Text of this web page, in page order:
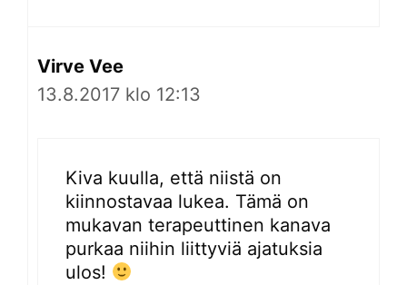
Virve Vee
13.8.2017 klo 12:13
Kiva kuulla, että niistä on
kiinnostavaa lukea. Tämä on
mukavan terapeuttinen kanava
purkaa niihin liittyviä ajatuksia
ulos!